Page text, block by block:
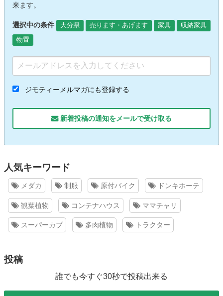
来ます。
選択中の条件 大分県 売ります・あげます 家具
収納家具
物置
ジモティーメルマガにも登録する
新着投稿の通知をメールで受け取る
人気キーワード
メダカ 制服 原付バイク ドンキホーテ
観葉植物 コンテナハウス ママチャリ
スーパーカブ 多肉植物 トラクター
投稿
誰でも今すぐ30秒で投稿出来る